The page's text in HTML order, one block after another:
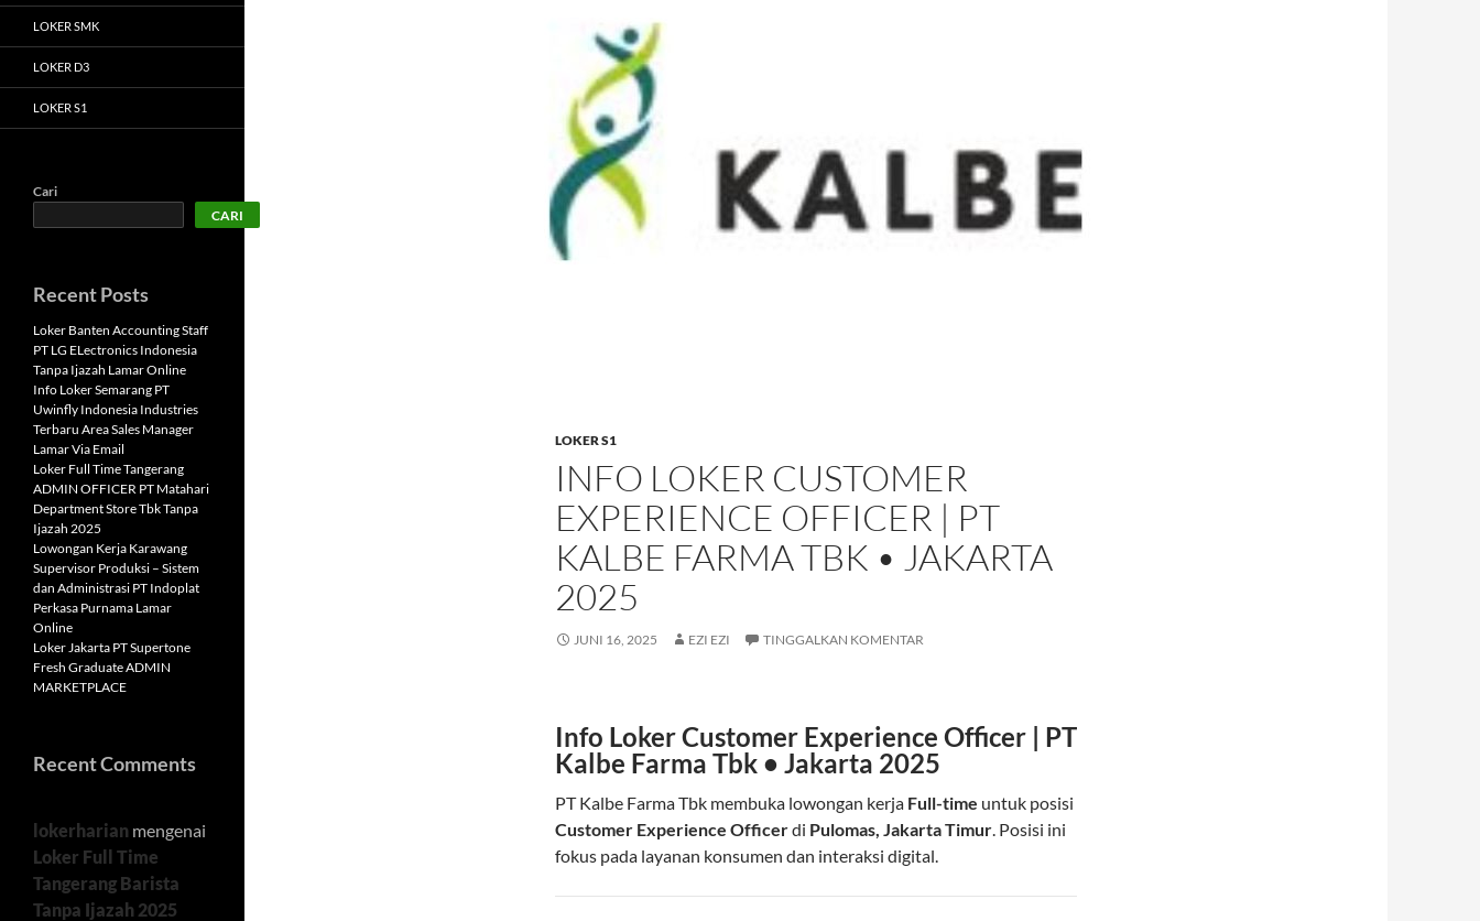
LOKER S1
INFO LOKER CUSTOMER
EXPERIENCE OFFICER | PT
KALBE FARMA TBK • JAKARTA
2025
JUNI 16, 2025 EZI EZI TINGGALKAN KOMENTAR
Info Loker Customer Experience Officer | PT
Kalbe Farma Tbk • Jakarta 2025
PT Kalbe Farma Tbk membuka lowongan kerja Full-time untuk posisi
Customer Experience Officerdi Pulomas, Jakarta Timur. Posisi ini
fokus pada layanan konsumen dan interaksi digital.
LOKER SMK
LOKER D3
LOKER S1
Cari
CARI
Recent Posts
Loker Banten Accounting Staff
PT LG ELectronics Indonesia
Tanpa Ijazah Lamar Online
Info Loker Semarang PT
Uwinfly Indonesia Industries
Terbaru Area Sales Manager
Lamar Via Email
Loker Full Time Tangerang
ADMIN OFFICER PT Matahari
Department Store Tbk Tanpa
Ijazah 2025
Lowongan Kerja Karawang
Supervisor Produksi – Sistem
dan Administrasi PT Indoplat
Perkasa Purnama Lamar
Online
Loker Jakarta PT Supertone
Fresh Graduate ADMIN
MARKETPLACE
Recent Comments
lokerharian mengenai
Loker Full Time
Tangerang Barista
Tanpa Ijazah 2025